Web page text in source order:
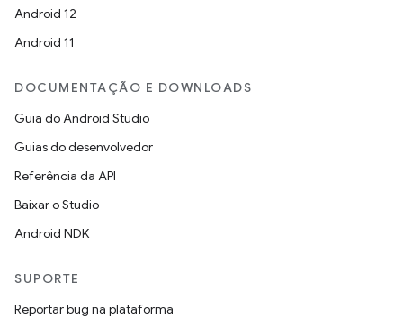
Android 12
Android 11
DOCUMENTAÇÃO E DOWNLOADS
Guia do Android Studio
Guias do desenvolvedor
Referência da API
Baixar o Studio
Android NDK
SUPORTE
Reportar bug na plataforma